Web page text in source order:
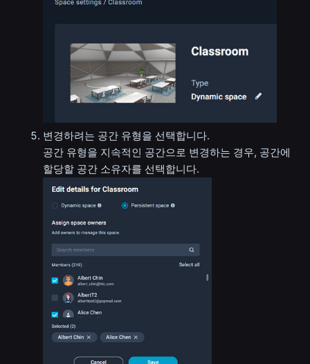
변경하려는 공간 유형을 선택합니다.
공간 유형을 지속적인 공간으로 변경하는 경우, 공간에
할당할 공간 소유자를 선택합니다.